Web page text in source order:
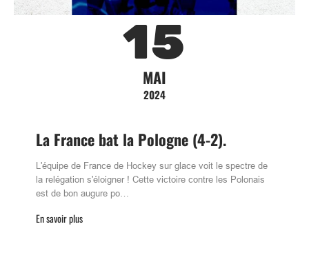
15
MAI
2024
La France bat la Pologne (4-2).
L'équipe de France de Hockey sur glace voit le spectre de
la relégation s'éloigner ! Cette victoire contre les Polonais
est de bon augure po…
En savoir plus